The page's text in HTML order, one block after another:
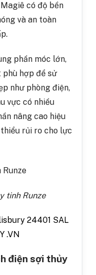
Magiê có độ bền
và an toàn
phần móc lớn,
phù hợp để sử
như phòng điện,
vực có nhiều
nâng cao hiệu
rủi ro cho lực
tinh Runze
24401 SAL
.VN
điện sợi thủy